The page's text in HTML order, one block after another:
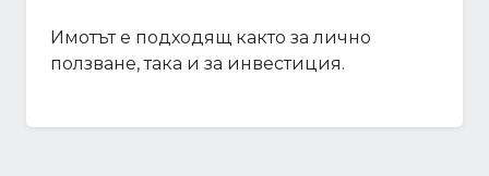
Имотът е подходящ както за лично
ползване, така и за инвестиция.